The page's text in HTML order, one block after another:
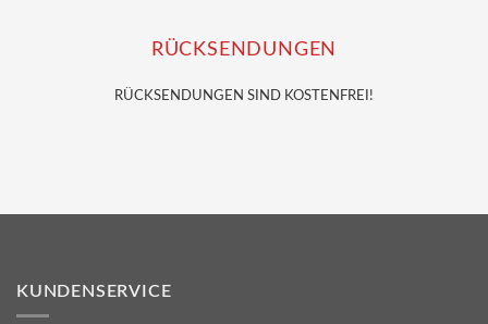
RÜCKSENDUNGEN
RÜCKSENDUNGEN SIND KOSTENFREI!
KUNDENSERVICE